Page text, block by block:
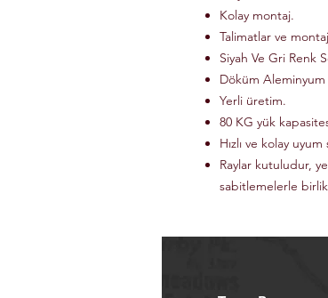
Kolay montaj.
Talimatlar ve
Siyah Ve Gri Renk
Döküm Aleminyum
Yerli üretim.
80 KG yük
Hızlı ve kolay uyum
Raylar kutuludur,
sabitlemelerle